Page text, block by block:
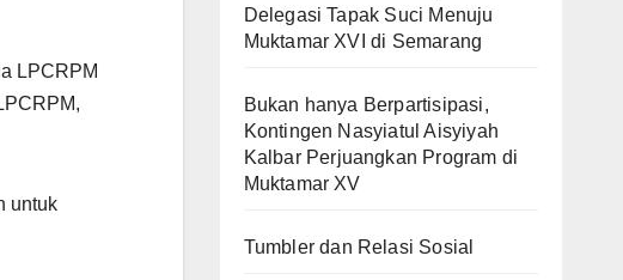
LPCRPM
untuk
Delegasi Tapak Suci Menuju
Muktamar XVI di Semarang
Bukan hanya Berpartisipasi,
Kontingen Nasyiatul Aisyiyah
Kalbar Perjuangkan Program di
Muktamar XV
Tumbler dan Relasi Sosial